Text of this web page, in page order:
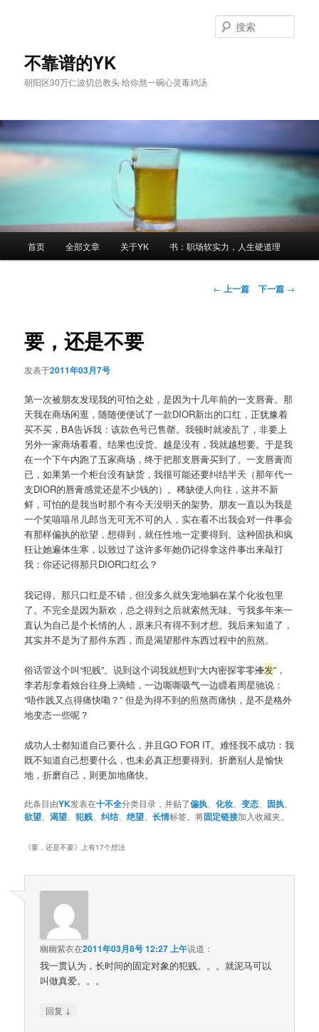
不靠谱的YK
朝阳区30万仁波切总教头 给你熬一碗心灵毒鸡汤
索
首页 全部文章 关于YK 书：职场软实力，人生硬道理
文← 上一篇 下一篇 →
要，还是不要
发表于2011年03月7号
第一次被朋友发现我的可怕之处，是因为十几年前的一支唇膏。那
天我在商场闲逛，随随便便试了一款DIOR新出的口红，正犹豫着
买不买，BA告诉我：该款色号已售罄。我顿时就凌乱了，非要上
另外一家商场看看。结果也没货。越是没有，我就越想要。于是我
在一个下午内跑了五家商场，终于把那支唇膏买到了。一支唇膏而
已，如果第一个柜台没有缺货，我很可能还要纠结半天（那年代一
支DIOR的唇膏感觉还是不少钱的）。稀缺使人向往，这并不新
鲜，可怕的是我当时那个有今天没明天的架势。朋友一直以为我是
一个笑嘻嘻吊儿郎当无可无不可的人，实在看不出我会对一件事会
有那样偏执的欲望，想得到，就任性地一定要得到。这种固执和疯
狂让她遍体生寒，以致过了这许多年她仍记得拿这件事出来敲打
我：你还记得那只DIOR口红么？
我记得。那只口红是不错，但没多久就失宠地躺在某个化妆包里
了。不完全是因为新欢，总之得到之后就索然无味。亏我多年来一
直认为自己是个长情的人，原来只有得不到才想。我后来知道了，
其实并不是为了那件东西，而是渴望那件东西过程中的煎熬。
俗话管这个叫“犯贱”。说到这个词我就想到“大内密探零零漆发”，
李若彤拿着烛台往身上滴蜡，一边嘶嘶吸气一边瞟着周星驰说：
“唔作践又点得痛快嘞？” 但是为得不到的煎熬而痛快，是不是格外
地变态一些呢？
成功人士都知道自己要什么，并且GO FOR IT。难怪我不成功：我
既不知道自己想要什么，也未必真正想要得到。折磨别人是愉快
地，折磨自己，则更加地痛快。
此条目由YK发表在十不全分类目录，并贴了偏执 、化妆 、变态 固执
欲望 、渴望 、犯贱 、纠结、绝望 、长情标签。将固定链接加入收藏夹。
《要，还是不要》上有17个想法
幽幽紫衣在2011年03月8号 12:27 上午说道：
我一贯认为，长时间的固定对象的犯贱。。。就泥马可以
叫做真爱。。。
回复 ↓